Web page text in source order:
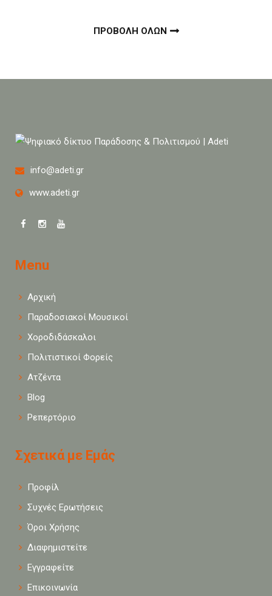
ΠΡΟΒΟΛΗ ΟΛΩΝ
info@adeti.gr
www.adeti.gr
Menu
Αρχική
Παραδοσιακοί Μουσικοί
Χοροδιδάσκαλοι
Πολιτιστικοί Φορείς
Ατζέντα
Blog
Ρεπερτόριο
Σχετικά με Εμάς
Προφίλ
Συχνές Ερωτήσεις
Όροι Χρήσης
Διαφημιστείτε
Εγγραφείτε
Επικοινωνία